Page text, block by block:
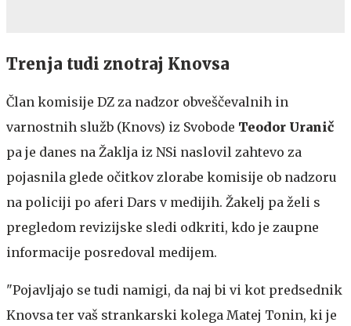
Trenja tudi znotraj Knovsa
Član komisije DZ za nadzor obveščevalnih in
varnostnih služb (Knovs) iz Svobode Teodor Uranič
pa je danes na Žaklja iz NSi naslovil zahtevo za
pojasnila glede očitkov zlorabe komisije ob nadzoru
na policiji po aferi Dars v medijih. Žakelj pa želi s
pregledom revizijske sledi odkriti, kdo je zaupne
informacije posredoval medijem.
"Pojavljajo se tudi namigi, da naj bi vi kot predsednik
Knovsa ter vaš strankarski kolega Matej Tonin, ki je